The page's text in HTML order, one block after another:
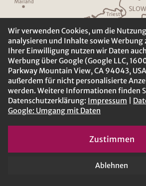
Triest
Wir verwenden Cookies, um die
analysieren und Inhalte sowie Werbung
Ihrer Einwilligung nutzen wir Daten
Werbung über Google (Google LLC,
Parkway Mountain View, CA 94043,
außerdem für nicht personalisierte
werden. Weitere Informationen finden
Datenschutzerklärung: Impressum
Google: Umgang mit Daten
Zustimmen
Ablehnen